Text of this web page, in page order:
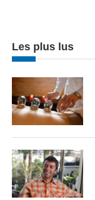
Les plus lus